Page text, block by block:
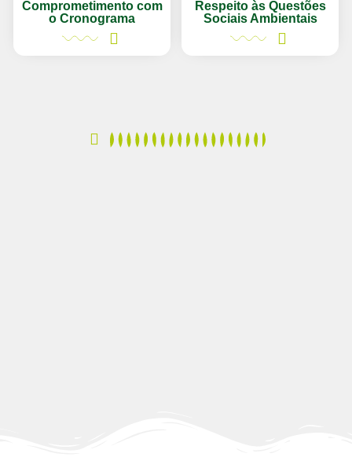
Comprometimento com
o Cronograma
Respeito às Questões
Sociais Ambientais